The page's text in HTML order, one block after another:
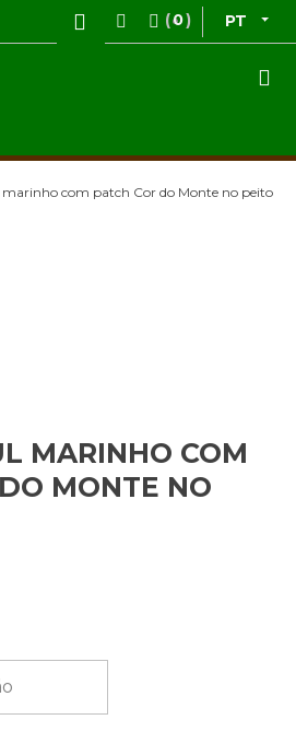
0 PT
com patch Cor do Monte no peito
MARINHO COM
MONTE NO